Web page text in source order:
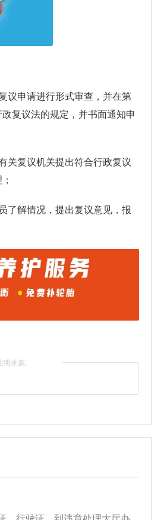
议申请进行形式审查，并在第
复议法的规定，并书面通知申
关复议机关提出符合行政复议
了解情况，提出复议意见，报
来源。